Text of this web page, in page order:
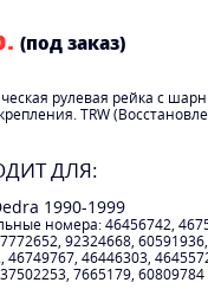
(под заказ)
рулевая рейка с
TRW
ДЛЯ:
1990-1999
номера: 46456742,
92324668,
46749767, 46446303,
7665179, 60809784